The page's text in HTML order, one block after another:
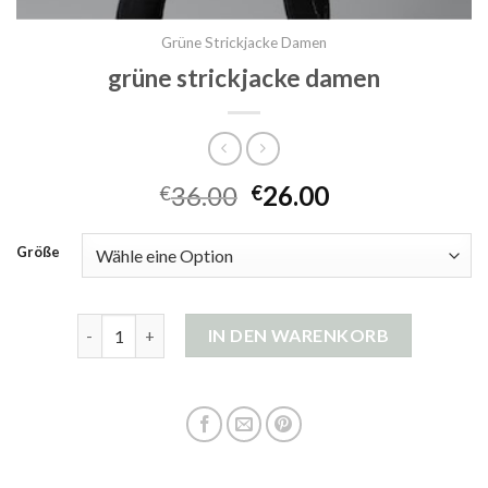
Grüne Strickjacke Damen
grüne strickjacke damen
€36.00 €26.00
Größe
grüne strickjacke damen Menge
IN DEN WARENKORB